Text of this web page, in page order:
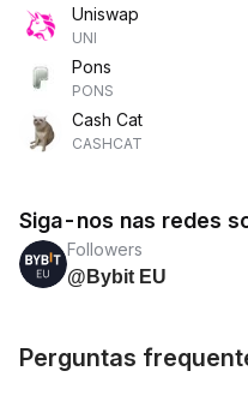
Uniswap
UNI
Pons
PONS
Cash Cat
CASHCAT
Siga-nos nas redes
Followers
@Bybit EU
Perguntas